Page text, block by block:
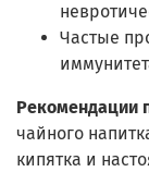
Частые
Рекомендации
чайного
кипятка и